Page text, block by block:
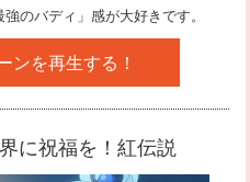
のバディ」感が大好きです。
ンを再生する！
に祝福を！紅伝説